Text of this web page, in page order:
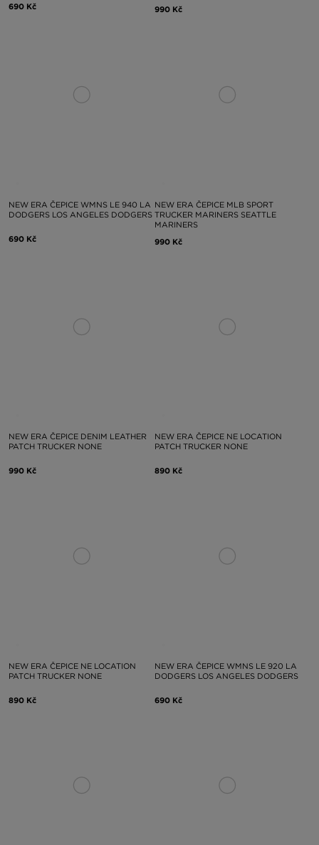
690 Kč
990 Kč
NEW ERA ČEPICE WMNS LE 940 LA
DODGERS LOS ANGELES DODGERS
690 Kč
NEW ERA ČEPICE MLB SPORT
TRUCKER MARINERS SEATTLE
MARINERS
990 Kč
NEW ERA ČEPICE DENIM LEATHER
PATCH TRUCKER NONE
990 Kč
NEW ERA ČEPICE NE LOCATION
PATCH TRUCKER NONE
890 Kč
NEW ERA ČEPICE NE LOCATION
PATCH TRUCKER NONE
890 Kč
NEW ERA ČEPICE WMNS LE 920 LA
DODGERS LOS ANGELES DODGERS
690 Kč